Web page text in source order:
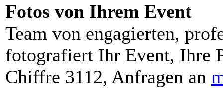
Fotos von Ihrem Event
Team von engagierten,
fotografiert Ihr Event, Ihre
Chiffre 3112, Anfragen an